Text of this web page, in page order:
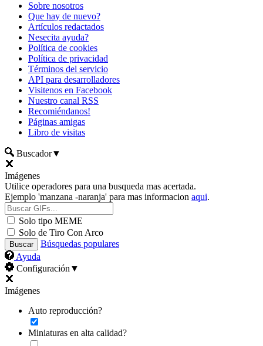
Sobre nosotros
Que hay de nuevo?
Artículos redactados
Nesecita ayuda?
Política de cookies
Política de privacidad
Términos del servicio
API para desarrolladores
Visitenos en Facebook
Nuestro canal RSS
Recomiéndanos!
Páginas amigas
Libro de visitas
Buscador▼
Imágenes
Utilice operadores para una busqueda mas acertada.
Ejemplo 'manzana -naranja' para mas informacion aqui.
Solo tipo MEME
Solo de Tiro Con Arco
Búsquedas populares
Ayuda
Configuración ▼
Imágenes
Auto reproducción?
Miniaturas en alta calidad?